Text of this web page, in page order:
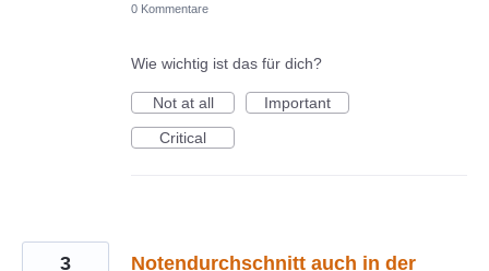
0 Kommentare
Wie wichtig ist das für dich?
Not at all
Important
Critical
Notendurchschnitt auch in der
3